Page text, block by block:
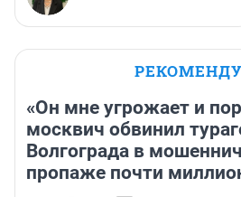
«Он мне угрожает и
москвич обвинил
Волгограда в
пропаже почти